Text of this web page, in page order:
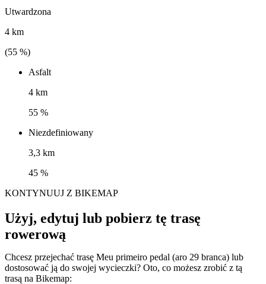
Utwardzona
4 km
(55 %)
Asfalt
4 km
55 %
Niezdefiniowany
3,3 km
45 %
KONTYNUUJ Z BIKEMAP
Użyj, edytuj lub pobierz tę trasę
rowerową
Chcesz przejechać trasę Meu primeiro pedal (aro 29 branca) lub
dostosować ją do swojej wycieczki? Oto, co możesz zrobić z tą
trasą na Bikemap: